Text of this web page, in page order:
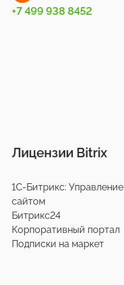
+7 499 938 8452
Лицензии Bitrix
1С-Битрикс: Управление
сайтом
Битрикс24
Корпоративный портал
Подписки на маркет